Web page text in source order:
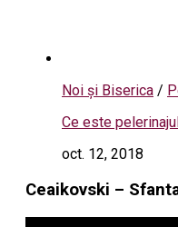
Noi și Biserica /
Ce este
oct. 12, 2018
Ceaikovski –